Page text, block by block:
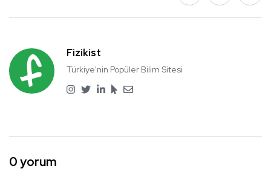
Fizikist
Türkiye'nin Popüler Bilim Sitesi
0 yorum